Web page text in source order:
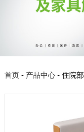
首页- 产品中心- 住院部